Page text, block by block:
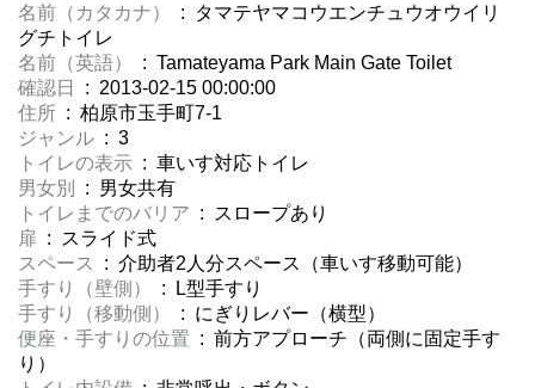
名前（カタカナ）
: タマテヤマコウエンチュウオウイリ
グチトイレ
名前（英語）
: Tamateyama Park Main Gate Toilet
確認日
: 2013-02-15 00:00:00
住所 : 柏原市玉手町7-1
ジャンル : 3
トイレの表示 : 車いす対応トイレ
男女別
: 男女共有
トイレまでのバリア : スロープあり
扉 : スライド式
スペース
: 介助者2人分スペース（車いす移動可能）
手すり（壁側）
: L型手すり
手すり（移動側）
: にぎりレバー（横型）
便座・手すりの位置 : 前方アプローチ（両側に固定手す
り）